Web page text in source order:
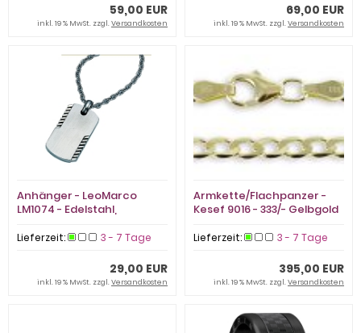
59,00 EUR
inkl. 19 % MwSt. zzgl.Versandkosten
69,00 EUR
inkl. 19 % MwSt. zzgl.Versandkosten
Anhänger - LeoMarco
LM1074 - Edelstahl,
Lieferzeit: 3 - 7 Tage
29,00 EUR
inkl. 19 % MwSt. zzgl.Versandkosten
Armkette/Flachpanzer -
Kesef 9016 - 333/- Gelbgold
Lieferzeit: 3 - 7 Tage
395,00 EUR
inkl. 19 % MwSt. zzgl.Versandkosten